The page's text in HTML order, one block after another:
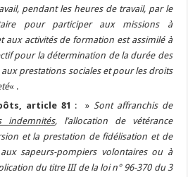
pendant les heures de travail, par le
pour participer aux missions à
aux activités de formation est assimilé à
pour la détermination de la durée des
prestations sociales et pour les droits
« .
article 81 : »Sont affranchis de
indemnités, l’allocation de vétérance
et la prestation de fidélisation et de
aux sapeurs-pompiers volontaires ou à
du titre III de la loi n° 96-370 du 3